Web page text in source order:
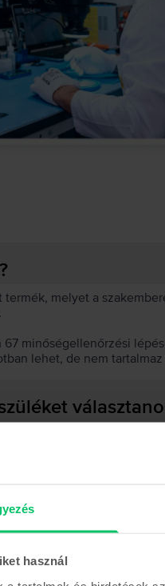
használ
melyet a
minőségellenőrzési
lehet, de nem
az akkumulátor?